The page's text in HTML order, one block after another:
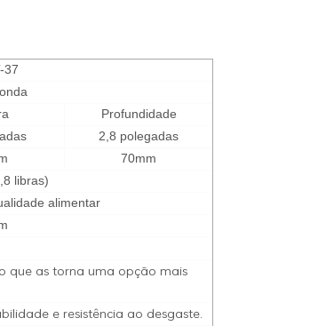
37
Profundidade
2,8 polegadas
70mm
libras)
alimentar
que as torna uma opção mais
e resistência ao desgaste.